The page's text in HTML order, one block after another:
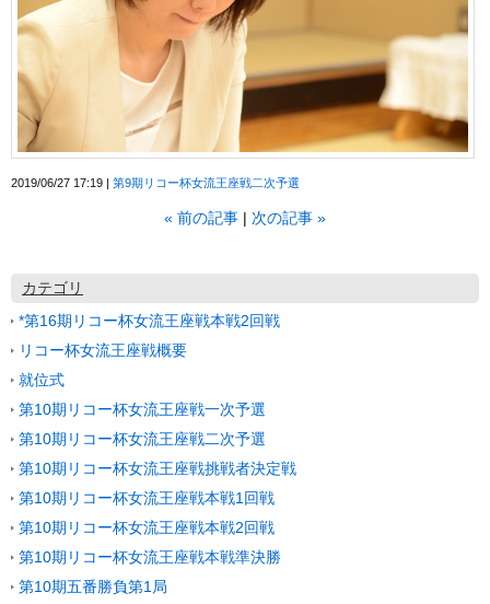
2019/06/27 17:19 第9期リコー杯女流王座戦二次予選
« 前の記事 次の記事 »
カテゴリ
*第16期リコー杯女流王座戦本戦2回戦
リコー杯女流王座戦概要
就位式
第10期リコー杯女流王座戦一次予選
第10期リコー杯女流王座戦二次予選
第10期リコー杯女流王座戦挑戦者決定戦
第10期リコー杯女流王座戦本戦1回戦
第10期リコー杯女流王座戦本戦2回戦
第10期リコー杯女流王座戦本戦準決勝
第10期五番勝負第1局